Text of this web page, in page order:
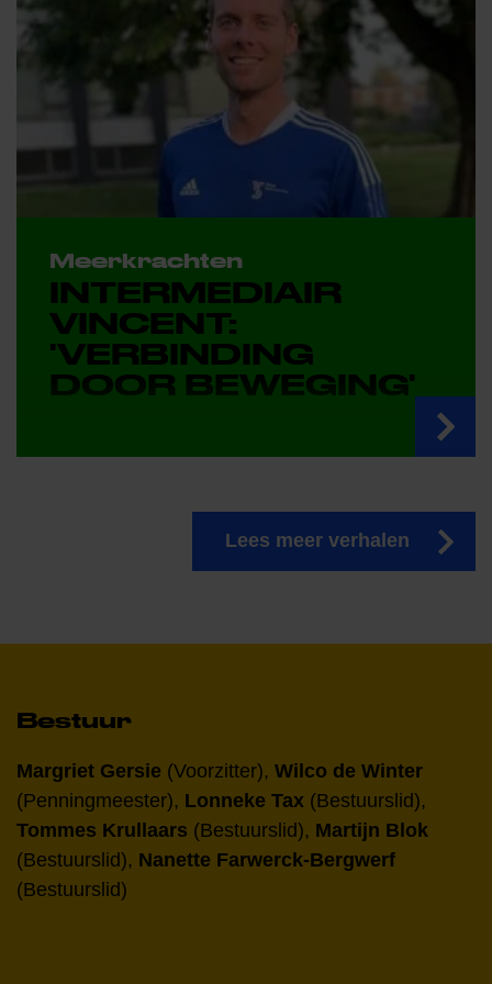
Meerkrachten
INTERMEDIAIR
VINCENT:
'VERBINDING
DOOR BEWEGING'
Lees meer verhalen
Bestuur
Margriet Gersie (Voorzitter), Wilco de Winter
(Penningmeester), Lonneke Tax (Bestuurslid),
Tommes Krullaars (Bestuurslid), Martijn Blok
(Bestuurslid), Nanette Farwerck-Bergwerf
(Bestuurslid)